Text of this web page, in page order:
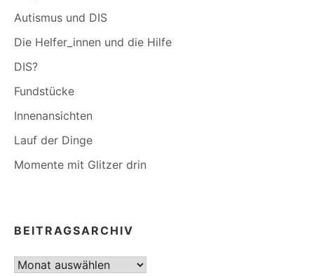
Autismus und DIS
Die Helfer_innen und die Hilfe
DIS?
Fundstücke
Innenansichten
Lauf der Dinge
Momente mit Glitzer drin
BEITRAGSARCHIV
Beitragsarchiv